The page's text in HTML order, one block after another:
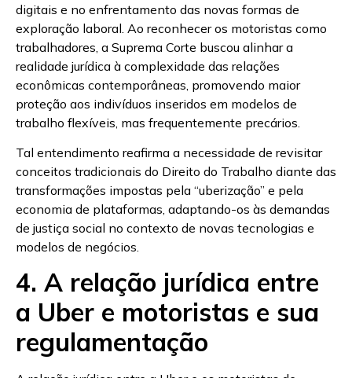
digitais e no enfrentamento das novas formas de
exploração laboral. Ao reconhecer os motoristas como
trabalhadores, a Suprema Corte buscou alinhar a
realidade jurídica à complexidade das relações
econômicas contemporâneas, promovendo maior
proteção aos indivíduos inseridos em modelos de
trabalho flexíveis, mas frequentemente precários.
Tal entendimento reafirma a necessidade de revisitar
conceitos tradicionais do Direito do Trabalho diante das
transformações impostas pela “uberização” e pela
economia de plataformas, adaptando-os às demandas
de justiça social no contexto de novas tecnologias e
modelos de negócios.
4. A relação jurídica entre
a Uber e motoristas e sua
regulamentação